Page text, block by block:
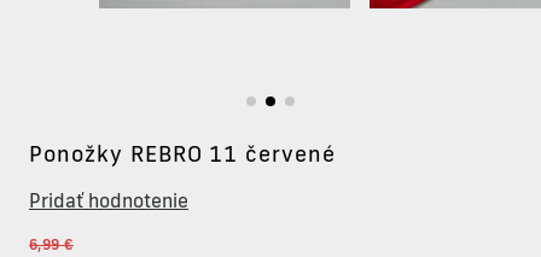
Ponožky REBRO 11 červené
Pridať hodnotenie
6,99 €